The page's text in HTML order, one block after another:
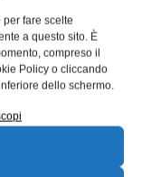
fare scelte
a questo sito. È
compreso il
Policy o cliccando
dello schermo.